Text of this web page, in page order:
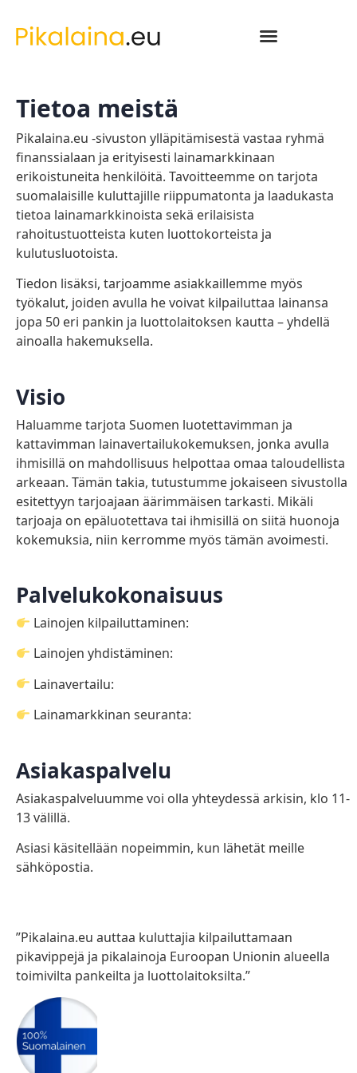
Tietoa meistä
Pikalaina.eu -sivuston ylläpitämisestä vastaa ryhmä
finanssialaan ja erityisesti lainamarkkinaan
erikoistuneita henkilöitä. Tavoitteemme on tarjota
suomalaisille kuluttajille riippumatonta ja laadukasta
tietoa lainamarkkinoista sekä erilaisista
rahoitustuotteista kuten luottokorteista ja
kulutusluotoista.
Tiedon lisäksi, tarjoamme asiakkaillemme myös
työkalut, joiden avulla he voivat kilpailuttaa lainansa
jopa 50 eri pankin ja luottolaitoksen kautta – yhdellä
ainoalla hakemuksella.
Visio
Haluamme tarjota Suomen luotettavimman ja
kattavimman lainavertailukokemuksen, jonka avulla
ihmisillä on mahdollisuus helpottaa omaa taloudellista
arkeaan. Tämän takia, tutustumme jokaiseen sivustolla
esitettyyn tarjoajaan äärimmäisen tarkasti. Mikäli
tarjoaja on epäluotettava tai ihmisillä on siitä huonoja
kokemuksia, niin kerromme myös tämän avoimesti.
Palvelukokonaisuus
Lainojen kilpailuttaminen:
Lainojen yhdistäminen:
Lainavertailu:
Lainamarkkinan seuranta:
Asiakaspalvelu
Asiakaspalveluumme voi olla yhteydessä arkisin, klo 11-
13 välillä.
Asiasi käsitellään nopeimmin, kun lähetät meille
sähköpostia.
”Pikalaina.eu auttaa kuluttajia kilpailuttamaan
pikavippejä ja pikalainoja Euroopan Unionin alueella
toimivilta pankeilta ja luottolaitoksilta.”